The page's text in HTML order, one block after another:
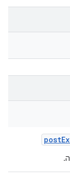
post